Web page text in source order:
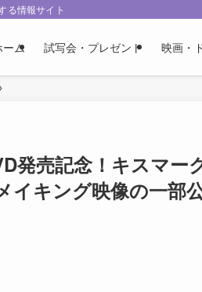
る情報サイト
ーム 試写会・プレゼント 映画・
発売記念！キスマ
イキング映像の一部